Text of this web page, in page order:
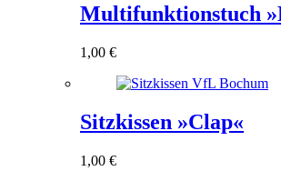
Multifunktionstuch
1,00 €
Sitzkissen »Clap«
1,00 €